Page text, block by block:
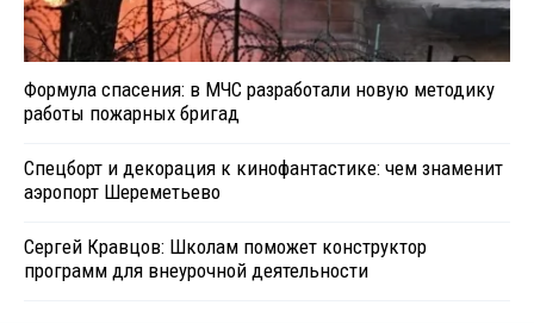
Формула спасения: в МЧС разработали новую методику
работы пожарных бригад
Спецборт и декорация к кинофантастике: чем знаменит
аэропорт Шереметьево
Сергей Кравцов: Школам поможет конструктор
программ для внеурочной деятельности